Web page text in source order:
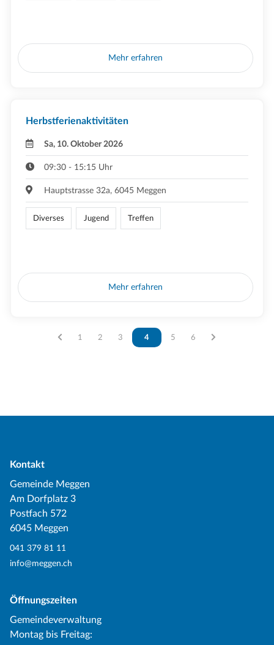
Mehr erfahren
Herbstferienaktivitäten
Sa, 10. Oktober 2026
09:30 - 15:15 Uhr
Hauptstrasse 32a, 6045 Meggen
Diverses Jugend Treffen
Mehr erfahren
Vous êtes sur la page
1 Vous êtes sur la page
2 Vous êtes sur la page
3 Vous êtes sur la page
4 Vous êtes sur la page
5 Vous êtes sur la page
6
Kontakt
Gemeinde Meggen
Am Dorfplatz 3
Postfach 572
6045 Meggen
041 379 81 11
info@meggen.ch
Öffnungszeiten
Gemeindeverwaltung
Montag bis Freitag: